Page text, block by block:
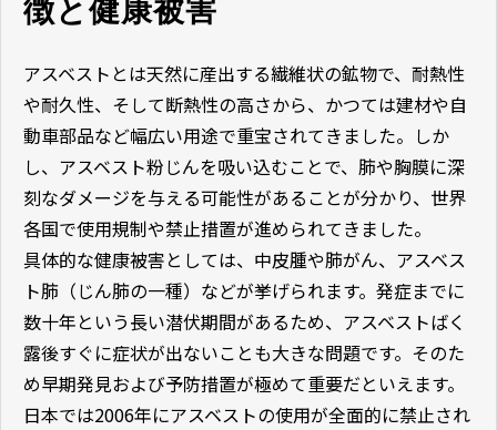
徴と健康被害
アスベストとは天然に産出する繊維状の鉱物で、耐熱性
や耐久性、そして断熱性の高さから、かつては建材や自
動車部品など幅広い用途で重宝されてきました。しか
し、アスベスト粉じんを吸い込むことで、肺や胸膜に深
刻なダメージを与える可能性があることが分かり、世界
各国で使用規制や禁止措置が進められてきました。
具体的な健康被害としては、中皮腫や肺がん、アスベス
ト肺（じん肺の一種）などが挙げられます。発症までに
数十年という長い潜伏期間があるため、アスベストばく
露後すぐに症状が出ないことも大きな問題です。そのた
め早期発見および予防措置が極めて重要だといえます。
日本では2006年にアスベストの使用が全面的に禁止され